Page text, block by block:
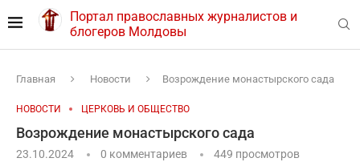
Портал православных журналистов и
блогеров Молдовы
Главная Новости Возрождение монастырского сада
НОВОСТИ ЦЕРКОВЬ И ОБЩЕСТВО
Возрождение монастырского сада
23.10.2024 0 комментариев 449 просмотров